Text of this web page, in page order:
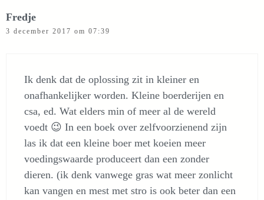
Fredje
3 december 2017 om 07:39
Ik denk dat de oplossing zit in kleiner en
onafhankelijker worden. Kleine boerderijen en
csa, ed. Wat elders min of meer al de wereld
voedt 😉 In een boek over zelfvoorzienend zijn
las ik dat een kleine boer met koeien meer
voedingswaarde produceert dan een zonder
dieren. (ik denk vanwege gras wat meer zonlicht
kan vangen en mest met stro is ook beter dan een